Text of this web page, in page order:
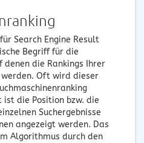
Search Engine Result
Begriff für die
denen die Rankings Ihrer
Oft wird dieser
ist die Position bzw. die
Suchergebnisse
angezeigt werden. Das
Algorithmus durch den